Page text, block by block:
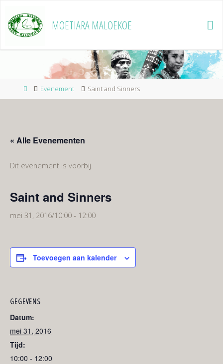
naar
de
MOETIARA MALOEKOE
HomeEvenement Saint and Sinners
« Alle Evenementen
Dit evenement is voorbij.
Saint and Sinners
mei 31, 2016/10:00 - 12:00
Toevoegen aan kalender
GEGEVENS
Datum:
mei 31, 2016
Tijd:
10:00 - 12:00